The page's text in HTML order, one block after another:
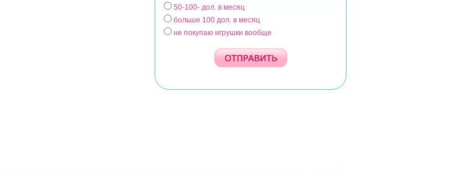
50-100- дол. в месяц
больше 100 дол. в месяц
не покупаю игрушки вообще